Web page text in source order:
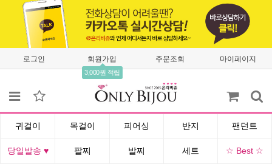
로그인 회원가입
3,000원 적립
주문조회 마이페이지
귀걸이 목걸이 피어싱 반지 팬던트
당일발송 ♥ 팔찌 발찌 세트 ☆ Best ☆